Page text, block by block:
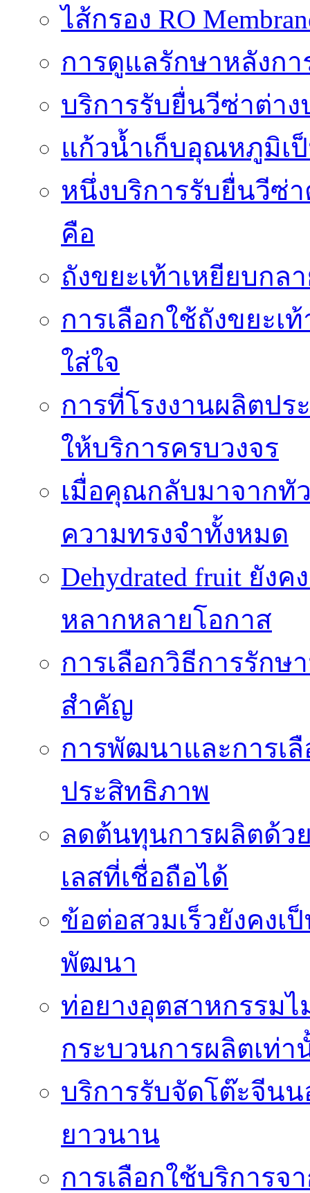
ไส้กรอง RO
การดูแลรักษาหลังกา
บริการรับยื่นวีซ่าต่าง
แก้วน้ำเก็บอุณหภูมิเ
หนึ่งบริการรับยื่นวีซ่
คือ
ถังขยะเท้าเหยียบก
การเลือกใช้ถังขยะเ
ใส่ใจ
การที่โรงงานผลิตป
ให้บริการครบวงจร
เมื่อคุณกลับมาจากทั
ความทรงจำทั้งหมด
Dehydrated fruit ยัง
หลากหลายโอกาส
การเลือกวิธีการรักษ
สำคัญ
การพัฒนาและการเ
ประสิทธิภาพ
ลดต้นทุนการผลิตด้ว
เลสที่เชื่อถือได้
ข้อต่อสวมเร็วยังคง
พัฒนา
ท่อยางอุตสาหกรรม
กระบวนการผลิตเท่า
บริการรับจัดโต๊ะจีน
ยาวนาน
การเลือกใช้บริการ